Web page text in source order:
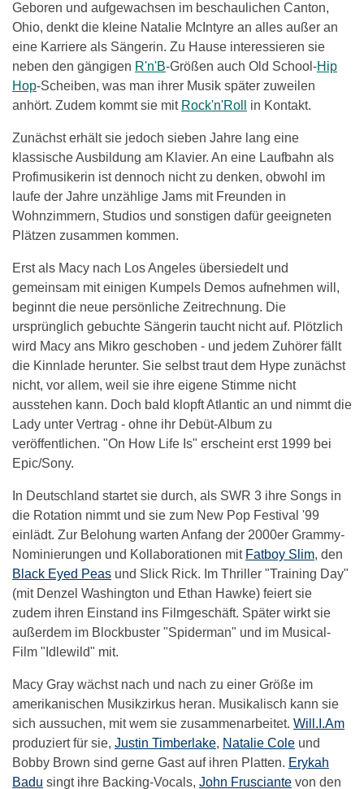
Geboren und aufgewachsen im beschaulichen Canton,
Ohio, denkt die kleine Natalie McIntyre an alles außer an
eine Karriere als Sängerin. Zu Hause interessieren sie
neben den gängigen R'n'B-Größen auch Old School-Hip
Hop-Scheiben, was man ihrer Musik später zuweilen
anhört. Zudem kommt sie mit Rock'n'Roll in Kontakt.
Zunächst erhält sie jedoch sieben Jahre lang eine
klassische Ausbildung am Klavier. An eine Laufbahn als
Profimusikerin ist dennoch nicht zu denken, obwohl im
laufe der Jahre unzählige Jams mit Freunden in
Wohnzimmern, Studios und sonstigen dafür geeigneten
Plätzen zusammen kommen.
Erst als Macy nach Los Angeles übersiedelt und
gemeinsam mit einigen Kumpels Demos aufnehmen will,
beginnt die neue persönliche Zeitrechnung. Die
ursprünglich gebuchte Sängerin taucht nicht auf. Plötzlich
wird Macy ans Mikro geschoben - und jedem Zuhörer fällt
die Kinnlade herunter. Sie selbst traut dem Hype zunächst
nicht, vor allem, weil sie ihre eigene Stimme nicht
ausstehen kann. Doch bald klopft Atlantic an und nimmt die
Lady unter Vertrag - ohne ihr Debüt-Album zu
veröffentlichen. "On How Life Is" erscheint erst 1999 bei
Epic/Sony.
In Deutschland startet sie durch, als SWR 3 ihre Songs in
die Rotation nimmt und sie zum New Pop Festival '99
einlädt. Zur Belohung warten Anfang der 2000er Grammy-
Nominierungen und Kollaborationen mit Fatboy Slim, den
Black Eyed Peas und Slick Rick. Im Thriller "Training Day"
(mit Denzel Washington und Ethan Hawke) feiert sie
zudem ihren Einstand ins Filmgeschäft. Später wirkt sie
außerdem im Blockbuster "Spiderman" und im Musical-
Film "Idlewild" mit.
Macy Gray wächst nach und nach zu einer Größe im
amerikanischen Musikzirkus heran. Musikalisch kann sie
sich aussuchen, mit wem sie zusammenarbeitet. Will.I.Am
produziert für sie, Justin Timberlake, Natalie Cole und
Bobby Brown sind gerne Gast auf ihren Platten. Erykah
Badu singt ihre Backing-Vocals, John Frusciante von den